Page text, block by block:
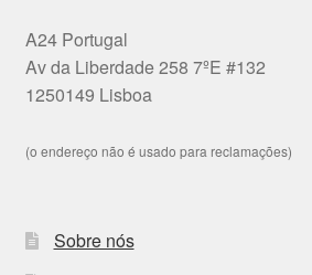
A24 Portugal
Av da Liberdade 258 7ºE #132
1250149 Lisboa
(o endereço não é usado para reclamações)
Sobre nós